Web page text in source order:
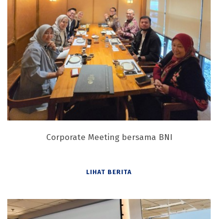
Corporate Meeting bersama BNI
LIHAT BERITA